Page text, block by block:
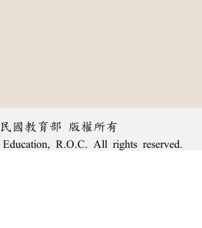
國教育部 版權所有
R.O.C. All rights reserved.